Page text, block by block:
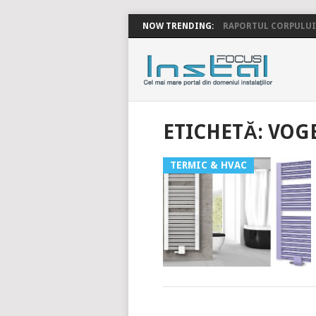
NOW TRENDING: RAPORTUL
ETICHETĂ:
TERMIC & HVAC